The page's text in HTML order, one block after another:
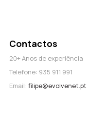
Contactos
20+ Anos de experiência
Telefone: 935 911 991
Email: filipe@evolvenet.pt